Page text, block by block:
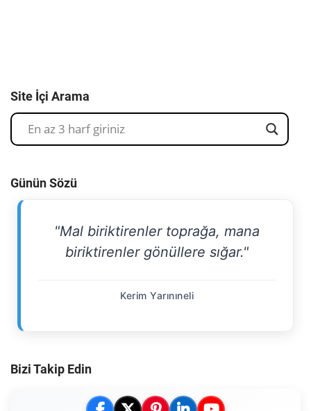
Site İçi Arama
Günün Sözü
"Mal biriktirenler toprağa, mana
biriktirenler gönüllere sığar."
Kerim Yarınıneli
Bizi Takip Edin